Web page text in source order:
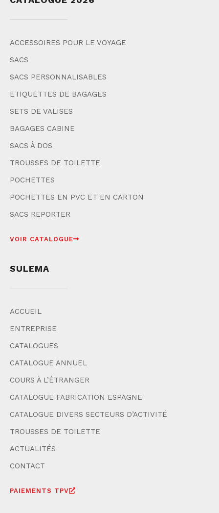
ACCESSOIRES POUR LE VOYAGE
SACS
SACS PERSONNALISABLES
ETIQUETTES DE BAGAGES
SETS DE VALISES
BAGAGES CABINE
SACS À DOS
TROUSSES DE TOILETTE
POCHETTES
POCHETTES EN PVC ET EN CARTON
SACS REPORTER
VOIR CATALOGUE
SULEMA
ACCUEIL
ENTREPRISE
CATALOGUES
CATALOGUE ANNUEL
COURS À L’ÉTRANGER
CATALOGUE FABRICATION ESPAGNE
CATALOGUE DIVERS SECTEURS D’ACTIVITÉ
TROUSSES DE TOILETTE
ACTUALITÉS
CONTACT
PAIEMENTS TPV